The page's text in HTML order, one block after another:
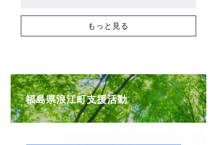
もっと見る
福島県浪江町支援活動